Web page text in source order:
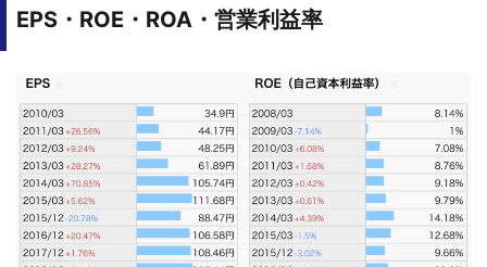
EPS・ROE・ROA・営業利益率